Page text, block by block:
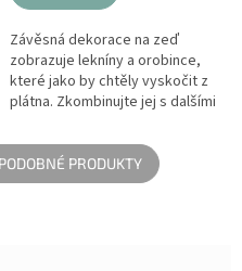
Závěsná dekorace na zeď
zobrazuje lekníny a orobince,
které jako by chtěly vyskočit z
plátna. Zkombinujte jej s dalšími
Fantasy Garden a proměňte
dětský...PRODUKTY